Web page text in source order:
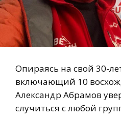
Опираясь на свой 30-
включающий 10
Александр Абрамов
случиться с любой